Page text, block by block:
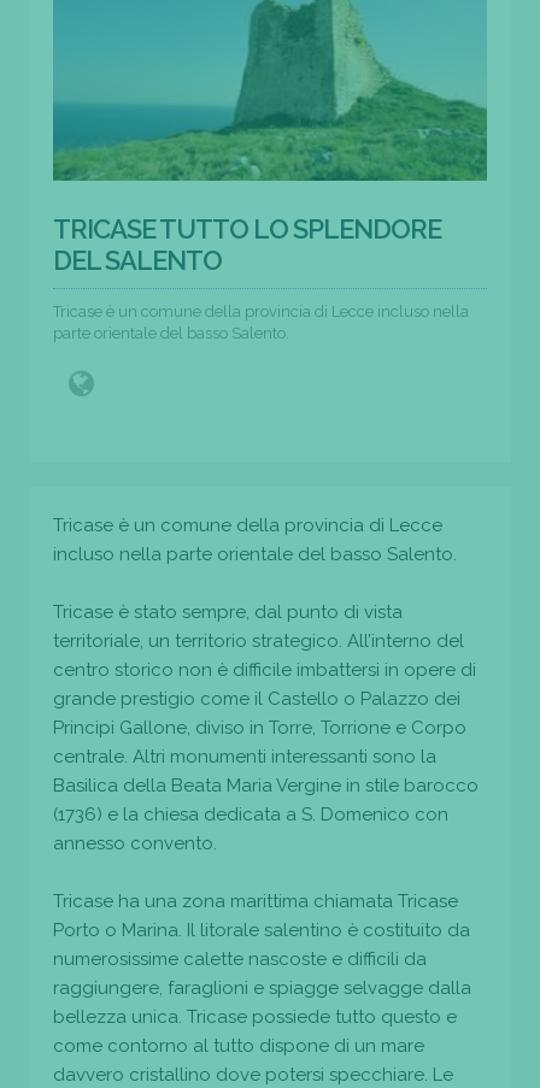
TRICASE TUTTO LO SPLENDORE
DEL SALENTO
Tricase è un comune della provincia di Lecce incluso nella
parte orientale del basso Salento.
Tricase è un comune della provincia di Lecce
incluso nella parte orientale del basso Salento.
Tricase è stato sempre, dal punto di vista
territoriale, un territorio strategico. All’interno del
centro storico non è difficile imbattersi in opere di
grande prestigio come il Castello o Palazzo dei
Principi Gallone, diviso in Torre, Torrione e Corpo
centrale. Altri monumenti interessanti sono la
Basilica della Beata Maria Vergine in stile barocco
(1736) e la chiesa dedicata a S. Domenico con
annesso convento.
Tricase ha una zona marittima chiamata Tricase
Porto o Marina. Il litorale salentino è costituito da
numerosissime calette nascoste e difficili da
raggiungere, faraglioni e spiagge selvagge dalla
bellezza unica. Tricase possiede tutto questo e
come contorno al tutto dispone di un mare
davvero cristallino dove potersi specchiare. Le